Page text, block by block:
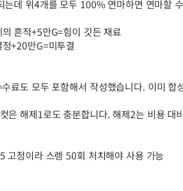
는데 위4개를 모두 100% 연마하면 연마할
흔적+5만G=힘이 깃든 재료
+20만G=미투결
료도 모두 포함해서 작성했습니다. 이미
은 해제1로도 충분합니다. 해제2는 비용
고정이라 스렝 50회 처치해야 사용 가능